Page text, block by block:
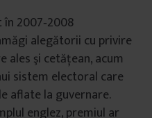
2007‑2008
alegătorii cu privire
şi cetăţean, acum
sistem electoral care
aflate la guvernare.
englez, premiul ar